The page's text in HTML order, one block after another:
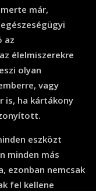
már,
az
élelmiszerekre
olyan
vagy
is, ha kártákony
eszközt
minden más
ezonban nemcsak
fel kellene